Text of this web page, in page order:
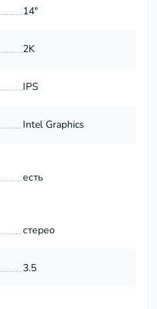
14"
2K
IPS
Intel Graphics
есть
стерео
3.5